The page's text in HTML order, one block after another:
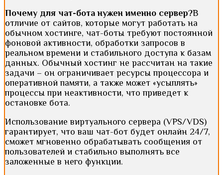
Почему для чат-бота нужен именно сервер?В
отличие от сайтов, которые могут работать на
обычном хостинге, чат-боты требуют постоянной
фоновой активности, обработки запросов в
реальном времени и стабильного доступа к базам
данных. Обычный хостинг не рассчитан на такие
задачи – он ограничивает ресурсы процессора и
оперативной памяти, а также может «усыплять»
процессы при неактивности, что приведет к
остановке бота.
Использование виртуального сервера (VPS/VDS)
гарантирует, что ваш чат-бот будет онлайн 24/7,
сможет мгновенно обрабатывать сообщения от
пользователей и стабильно выполнять все
заложенные в него функции.